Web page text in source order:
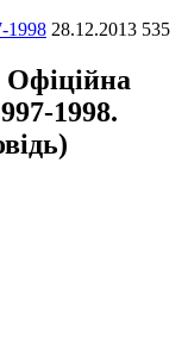
1998 28.12.2013 535
Офіційна
1998.